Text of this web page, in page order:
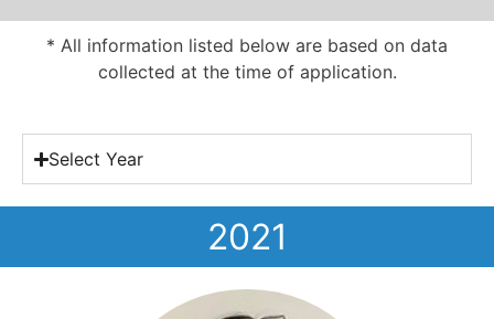
* All information listed below are based on data
collected at the time of application.
Select Year
2021